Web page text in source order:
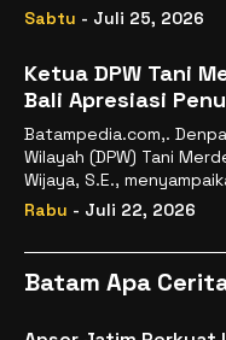
Sabtu - Juli 25, 2026
Ketua DPW Tani
Bali Apresiasi
sebagai Kepala
Batampedia.com,.
Wilayah (DPW) Tani
Wijaya, S.E.,
Rabu - Juli 22, 2026
Batam Apa